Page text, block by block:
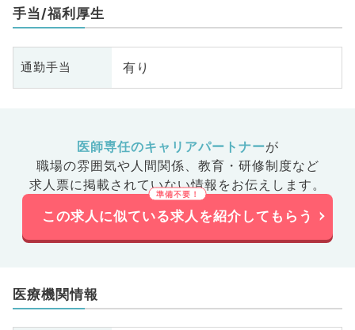
手当/福利厚生
通勤手当 有り
医師専任のキャリアパートナーが
職場の雰囲気や人間関係、 教育・研修制度など
求人票に掲載されていない情報をお伝えします。
この求人に似ている求人を紹介してもらう
医療機関情報